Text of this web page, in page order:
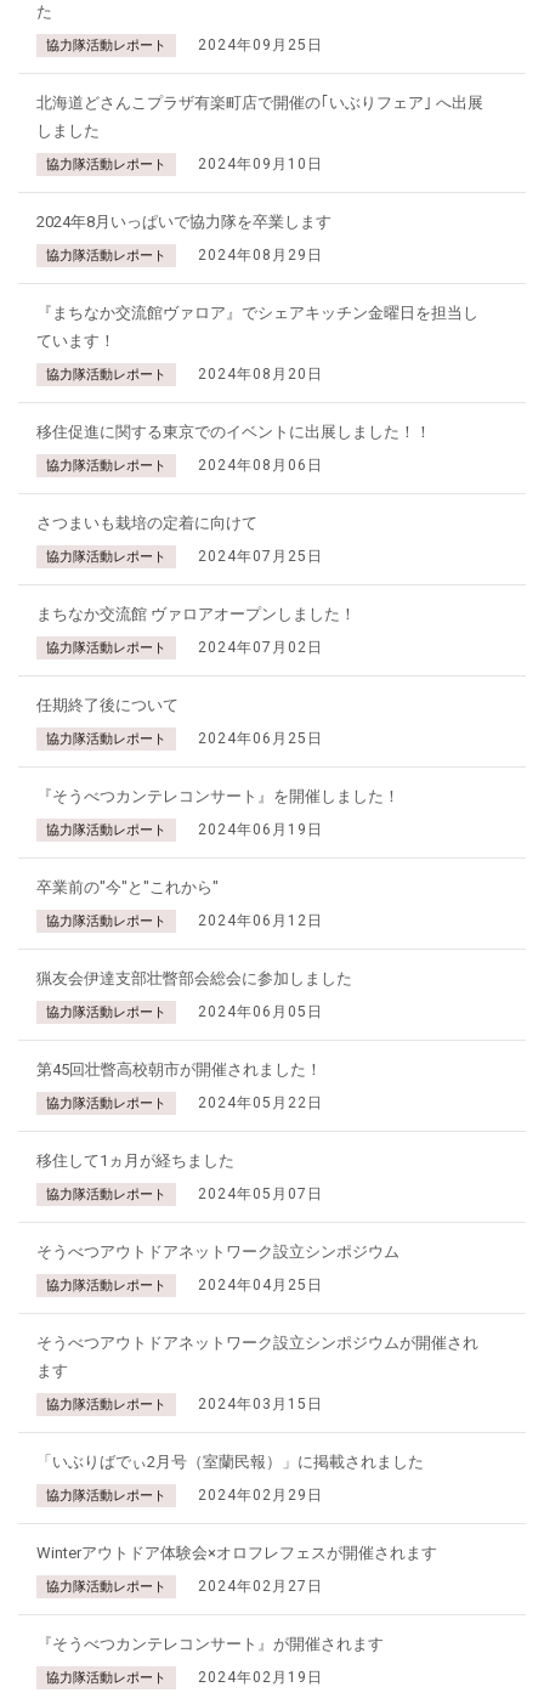
た
協力隊活動レポート 2024年09月25日
北海道どさんこプラザ有楽町店で開催の｢いぶりフェア｣ へ出展
しました
協力隊活動レポート 2024年09月10日
2024年8月いっぱいで協力隊を卒業します
協力隊活動レポート 2024年08月29日
『まちなか交流館ヴァロア』でシェアキッチン金曜日を担当し
ています！
協力隊活動レポート 2024年08月20日
移住促進に関する東京でのイベントに出展しました！！
協力隊活動レポート 2024年08月06日
さつまいも栽培の定着に向けて
協力隊活動レポート 2024年07月25日
まちなか交流館 ヴァロアオープンしました！
協力隊活動レポート 2024年07月02日
任期終了後について
協力隊活動レポート 2024年06月25日
『そうべつカンテレコンサート』を開催しました！
協力隊活動レポート 2024年06月19日
卒業前の"今"と"これから"
協力隊活動レポート 2024年06月12日
猟友会伊達支部壮瞥部会総会に参加しました
協力隊活動レポート 2024年06月05日
第45回壮瞥高校朝市が開催されました！
協力隊活動レポート 2024年05月22日
移住して1ヵ月が経ちました
協力隊活動レポート 2024年05月07日
そうべつアウトドアネットワーク設立シンポジウム
協力隊活動レポート 2024年04月25日
そうべつアウトドアネットワーク設立シンポジウムが開催され
ます
協力隊活動レポート 2024年03月15日
「いぶりばでぃ2月号（室蘭民報）」に掲載されました
協力隊活動レポート 2024年02月29日
Winterアウトドア体験会×オロフレフェスが開催されます
協力隊活動レポート 2024年02月27日
『そうべつカンテレコンサート』が開催されます
協力隊活動レポート 2024年02月19日